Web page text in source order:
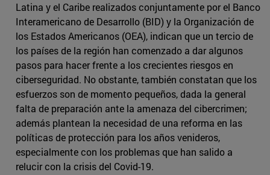
Latina y el Caribe realizados conjuntamente por el Banco
Interamericano de Desarrollo (BID) y la Organización de
los Estados Americanos (OEA), indican que un tercio de
los países de la región han comenzado a dar algunos
pasos para hacer frente a los crecientes riesgos en
ciberseguridad. No obstante, también constatan que los
esfuerzos son de momento pequeños, dada la general
falta de preparación ante la amenaza del cibercrimen;
además plantean la necesidad de una reforma en las
políticas de protección para los años venideros,
especialmente con los problemas que han salido a
relucir con la crisis del Covid-19.